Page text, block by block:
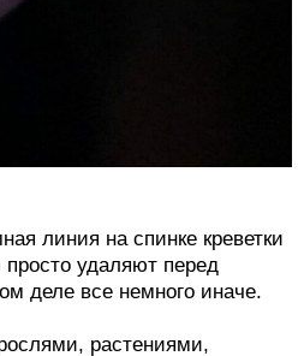
линия на спинке креветки
просто удаляют перед
деле все немного иначе.
растениями,